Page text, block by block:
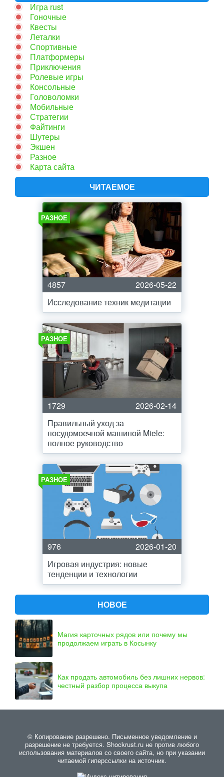
Игра rust
Гоночные
Квесты
Леталки
Спортивные
Платформеры
Приключения
Ролевые игры
Консольные
Головоломки
Мобильные
Стратегии
Файтинги
Шутеры
Экшен
Разное
Карта сайта
ЧИТАЕМОЕ
РАЗНОЕ
4857
2026-05-22
Исследование техник медитации
РАЗНОЕ
1729
2026-02-14
Правильный уход за
посудомоечной машиной Miele:
полное руководство
РАЗНОЕ
976
2026-01-20
Игровая индустрия: новые
тенденции и технологии
НОВОЕ
Магия карточных рядов или почему мы
продолжаем играть в Косынку
Как продать автомобиль без лишних нервов:
честный разбор процесса выкупа
© Копирование разрешено. Письменное уведомление и
разрешение не требуется. Shockrust.ru не против любого
использования материалов со своего сайта, но при указании
читаемой гиперссылки на источник.